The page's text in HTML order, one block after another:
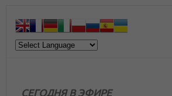
СЕГОДНЯ В ЭФИРЕ